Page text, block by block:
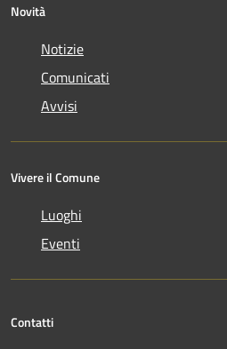
Novità
Notizie
Comunicati
Avvisi
Vivere il Comune
Luoghi
Eventi
Contatti